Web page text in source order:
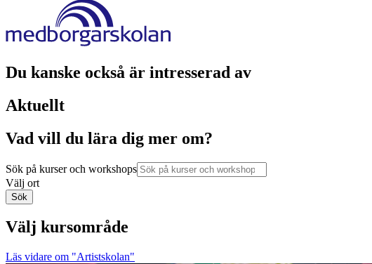
Du kanske också är intresserad av
Aktuellt
Vad vill du lära dig mer om?
Sök på kurser och workshops
Välj ort
Sök
Välj kursområde
Läs vidare om "Artistskolan"